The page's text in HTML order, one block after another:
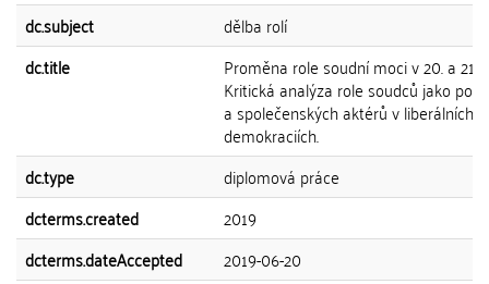
dc.subject
dělba rolí
dc.title
Proměna role soudní moci v 20. a 21.
Kritická analýza role soudců jako
a společenských aktérů v liberálních
demokraciích.
dc.type
diplomová práce
dcterms.created
2019
dcterms.dateAccepted
2019-06-20